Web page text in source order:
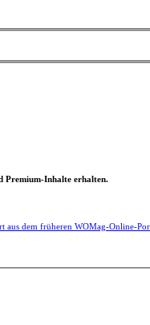
Premium-Inhalte erhalten.
dem früheren WOMag-Online-